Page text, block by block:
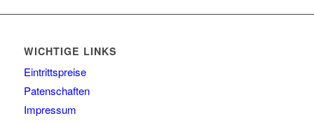
WICHTIGE LINKS
Eintrittspreise
Patenschaften
Impressum